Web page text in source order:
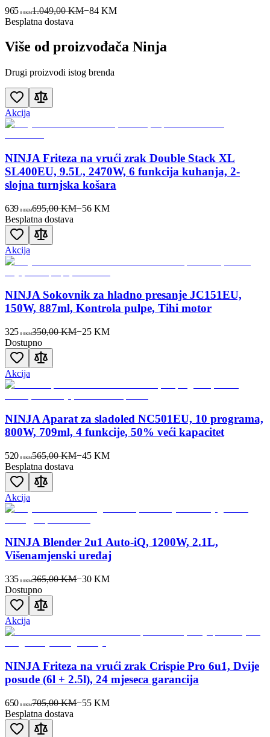
965 00KM1.049,00 KM−84 KM
Besplatna dostava
Više od proizvođača Ninja
Drugi proizvodi istog brenda
Akcija
NINJA Friteza na vrući zrak Double Stack XL
SL400EU, 9.5L, 2470W, 6 funkcija kuhanja, 2-
slojna turnjska košara
639 00KM695,00 KM−56 KM
Besplatna dostava
Akcija
NINJA Sokovnik za hladno presanje JC151EU,
150W, 887ml, Kontrola pulpe, Tihi motor
325 00KM350,00 KM−25 KM
Dostupno
Akcija
NINJA Aparat za sladoled NC501EU, 10 programa,
800W, 709ml, 4 funkcije, 50% veći kapacitet
520 00KM565,00 KM−45 KM
Besplatna dostava
Akcija
NINJA Blender 2u1 Auto-iQ, 1200W, 2.1L,
Višenamjenski uređaj
335 00KM365,00 KM−30 KM
Dostupno
Akcija
NINJA Friteza na vrući zrak Crispie Pro 6u1, Dvije
posude (6l + 2.5l), 24 mjeseca garancija
650 00KM705,00 KM−55 KM
Besplatna dostava